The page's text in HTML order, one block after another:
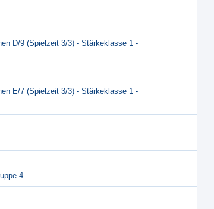
D/9 (Spielzeit 3/3) - Stärkeklasse 1 -
E/7 (Spielzeit 3/3) - Stärkeklasse 1 -
4